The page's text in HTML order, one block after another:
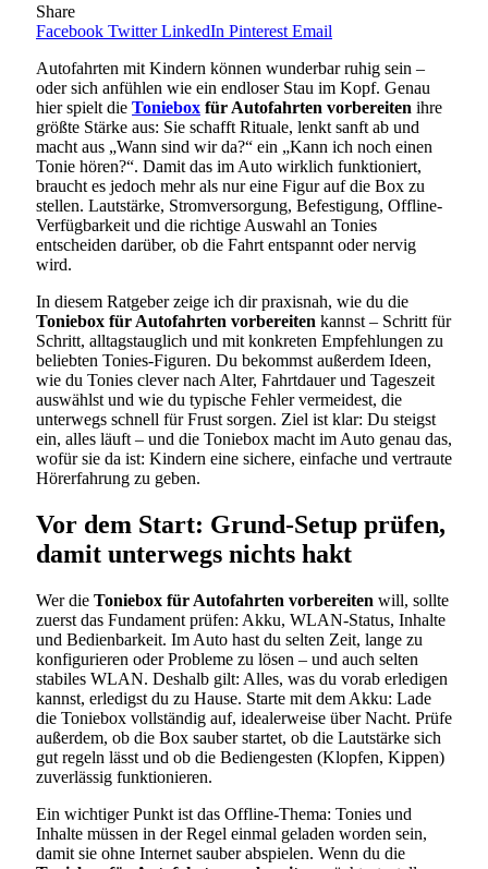
Share
Facebook Twitter LinkedIn Pinterest Email
Autofahrten mit Kindern können wunderbar ruhig sein –
oder sich anfühlen wie ein endloser Stau im Kopf. Genau
hier spielt die Toniebox für Autofahrten vorbereiten ihre
größte Stärke aus: Sie schafft Rituale, lenkt sanft ab und
macht aus „Wann sind wir da?“ ein „Kann ich noch einen
Tonie hören?“. Damit das im Auto wirklich funktioniert,
braucht es jedoch mehr als nur eine Figur auf die Box zu
stellen. Lautstärke, Stromversorgung, Befestigung, Offline-
Verfügbarkeit und die richtige Auswahl an Tonies
entscheiden darüber, ob die Fahrt entspannt oder nervig
wird.
In diesem Ratgeber zeige ich dir praxisnah, wie du die
Toniebox für Autofahrten vorbereiten kannst – Schritt für
Schritt, alltagstauglich und mit konkreten Empfehlungen zu
beliebten Tonies-Figuren. Du bekommst außerdem Ideen,
wie du Tonies clever nach Alter, Fahrtdauer und Tageszeit
auswählst und wie du typische Fehler vermeidest, die
unterwegs schnell für Frust sorgen. Ziel ist klar: Du steigst
ein, alles läuft – und die Toniebox macht im Auto genau das,
wofür sie da ist: Kindern eine sichere, einfache und vertraute
Hörerfahrung zu geben.
Vor dem Start: Grund-Setup prüfen,
damit unterwegs nichts hakt
Wer die Toniebox für Autofahrten vorbereiten will, sollte
zuerst das Fundament prüfen: Akku, WLAN-Status, Inhalte
und Bedienbarkeit. Im Auto hast du selten Zeit, lange zu
konfigurieren oder Probleme zu lösen – und auch selten
stabiles WLAN. Deshalb gilt: Alles, was du vorab erledigen
kannst, erledigst du zu Hause. Starte mit dem Akku: Lade
die Toniebox vollständig auf, idealerweise über Nacht. Prüfe
außerdem, ob die Box sauber startet, ob die Lautstärke sich
gut regeln lässt und ob die Bediengesten (Klopfen, Kippen)
zuverlässig funktionieren.
Ein wichtiger Punkt ist das Offline-Thema: Tonies und
Inhalte müssen in der Regel einmal geladen worden sein,
damit sie ohne Internet sauber abspielen. Wenn du die